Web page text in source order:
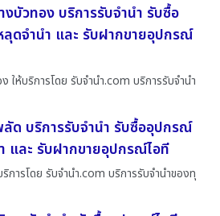
บัวทอง บริการรับจำนำ รับซื้อ
ดจำนำ และ รับฝากขายอุปกรณ์
ให้บริการโดย รับจํานํา.com บริการรับจำนำ
ด บริการรับจำนำ รับซื้ออุปกรณ์
และ รับฝากขายอุปกรณ์ไอที
การโดย รับจํานํา.com บริการรับจำนำของทุ